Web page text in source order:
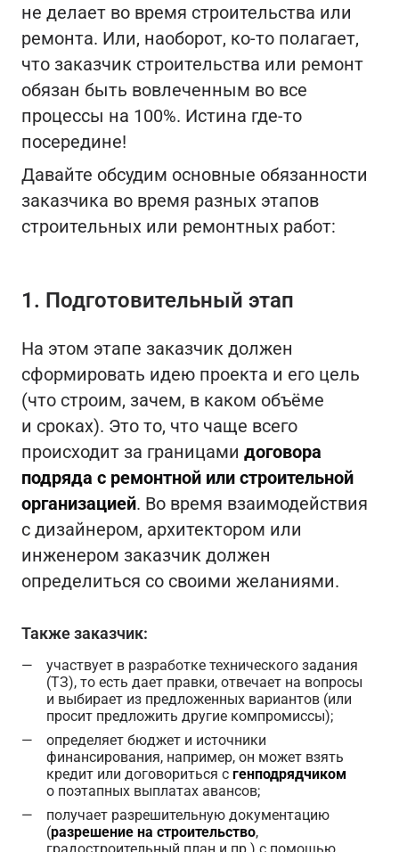
не делает во время строительства или
ремонта. Или, наоборот, ко-то полагает,
что заказчик строительства или ремонт
обязан быть вовлеченным во все
процессы на 100%. Истина где-то
посередине!
Давайте обсудим основные обязанности
заказчика во время разных этапов
строительных или ремонтных работ:
1. Подготовительный этап
На этом этапе заказчик должен
сформировать идею проекта и его цель
(что строим, зачем, в каком объёме
и сроках). Это то, что чаще всего
происходит за границами договора
подряда с ремонтной или строительной
организацией. Во время взаимодействия
с дизайнером, архитектором или
инженером заказчик должен
определиться со своими желаниями.
Также заказчик:
участвует в разработке технического задания
(ТЗ), то есть дает правки, отвечает на вопросы
и выбирает из предложенных вариантов (или
просит предложить другие компромиссы);
определяет бюджет и источники
финансирования, например, он может взять
кредит или договориться с генподрядчиком
о поэтапных выплатах авансов;
получает разрешительную документацию
(разрешение на строительство,